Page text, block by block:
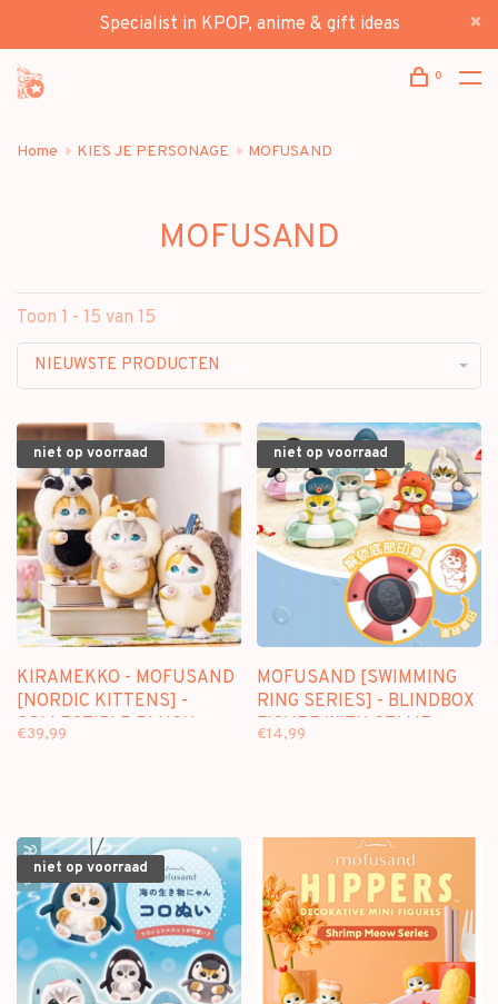
Specialist in KPOP, anime & gift ideas
0
Home KIES JE PERSONAGE MOFUSAND
MOFUSAND
Toon 1 - 15 van 15
NIEUWSTE PRODUCTEN
niet op voorraad
KIRAMEKKO - MOFUSAND
[NORDIC KITTENS] -
COLLECTIBLE PLUSH
€39,99
niet op voorraad
MOFUSAND [SWIMMING
RING SERIES] - BLINDBOX
FIGURE WITH STAMP
€14,99
niet op voorraad